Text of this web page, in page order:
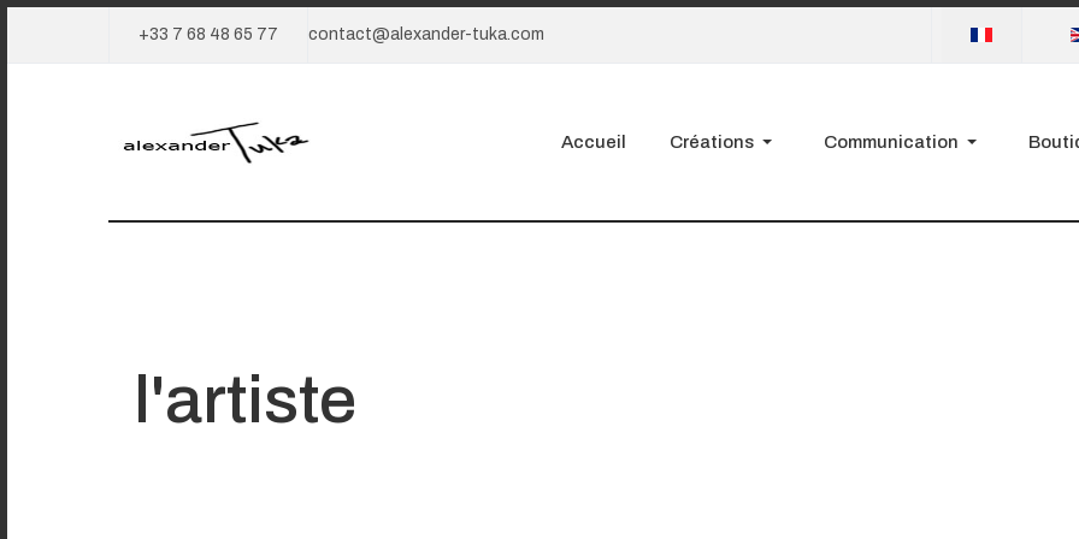
+33 7 68 48 65 77 contact@alexander-tuka.com
Accueil Créations Communication
l'artiste